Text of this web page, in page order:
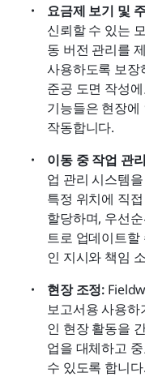
요금제 보기 및
신뢰할 수 있는
동 버전 관리를
사용하도록 보장
준공 도면 작성
기능들은 현장에
작동합니다.
이동 중 작업 관
업 관리 시스템
특정 위치에 직
할당하며, 우선
트로 업데이트할
인 지시와 책임
현장 조정:
보고서용 사용하
인 현장 활동을
업을 대체하고
수 있도록 합니다.